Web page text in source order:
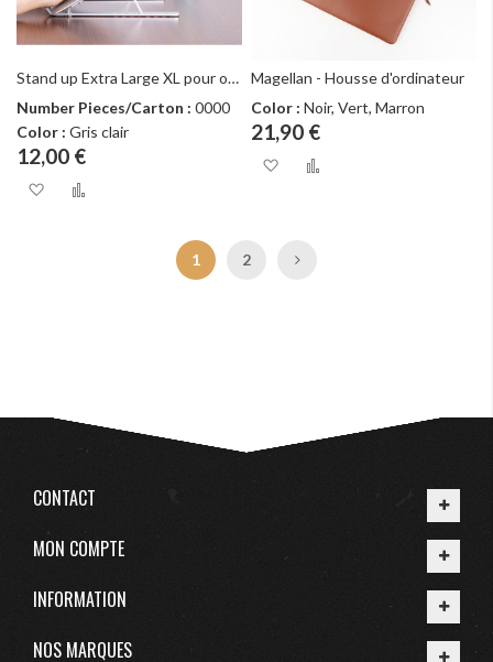
Stand up Extra Large XL pour ordinateur portable
Number Pieces/Carton : 0000
Color : Gris clair
12,00 €
Ajouter à ma liste d’envie
Magellan - Housse d'ordinateur
Color :Noir, Vert, Marron
21,90 €
Ajouter à ma liste
PageVous lisez actuellement la page
1 2 Suivant
CONTACT
MON COMPTE
INFORMATION
NOS MARQUES